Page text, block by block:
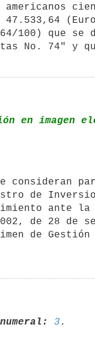
americanos
47.533,64
100) que se
No. 74" y
en imagen
de
ante
de 28 de
de
3